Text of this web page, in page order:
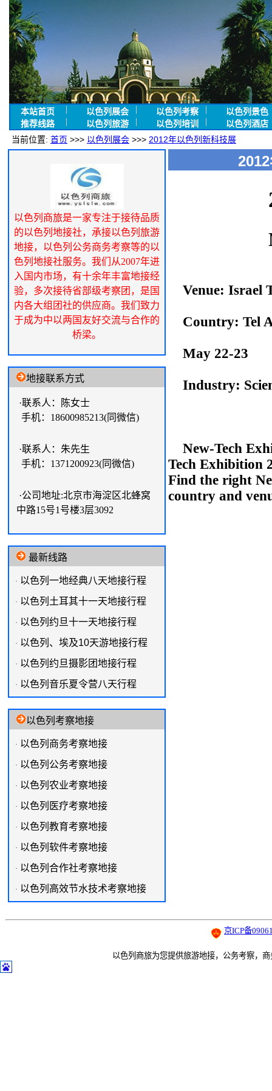
本站首页 以色列展会 以色列考察
以色列景色
推荐线路
以色列旅游 以色列培训
以色列酒店
当前位置: 首页 >>> 以色列展会 >>> 2012年以色列新科技展
以色列商旅是一家专注于接待品质
的以色列地接社，承接以色列旅游
地接，以色列公务商务考察等的以
色列地接社服务。我们从2007年进
入国内市场，有十余年丰富地接经
验，多次接待省部级考察团，是国
内各大组团社的供应商。我们致力
于成为中以两国友好交流与合作的
桥梁。
地接联系方式
·联系人：陈女士
手机：18600985213(同微信)
·联系人：朱先生
手机：1371200923(同微信)
·公司地址:北京市海淀区北蜂窝
中路15号1号楼3层3092
最新线路
· 以色列一地经典八天地接行程
· 以色列土耳其十一天地接行程
· 以色列约旦十一天地接行程
· 以色列、埃及10天游地接行程
· 以色列约旦摄影团地接行程
· 以色列音乐夏令营八天行程
以色列考察地接
· 以色列商务考察地接
· 以色列公务考察地接
· 以色列农业考察地接
· 以色列医疗考察地接
· 以色列教育考察地接
· 以色列软件考察地接
· 以色列合作社考察地接
· 以色列高效节水技术考察地接
Venue: Israel
Country: Tel
May 22-23
Industry:
New-Tech
Tech Exhibition
Find the right
country and
京ICP备
以色列商旅为您提供旅游地接，公务考察，